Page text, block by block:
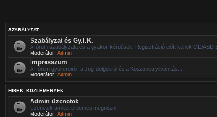
SZABÁLYZAT
Szabályzat és Gy.I.K.
A fórum szabályzata és a gyakori kérdések. Regisztráció előtt kérlek OLVASD
Moderátor: Admin
Impresszum
A Fórum gyökereirõl, a Jogi dolgokról és a Köszönetnyilvánítás...
Moderátor: Admin
HÍREK, KÖZLEMÉNYEK
Admin üzenetek
Üzenetek amiket érdemes megnézni
Moderátor: Admin